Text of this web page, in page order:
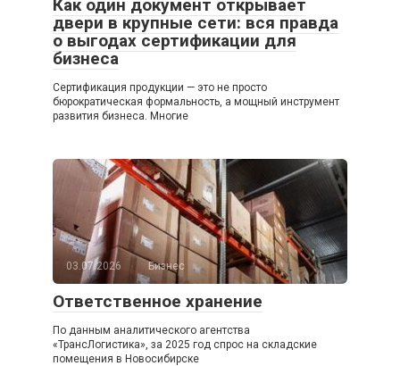
Как один документ открывает
двери в крупные сети: вся правда
о выгодах сертификации для
бизнеса
Сертификация продукции — это не просто
бюрократическая формальность, а мощный инструмент
развития бизнеса. Многие
03.07.2026 Бизнес
Ответственное хранение
По данным аналитического агентства
«ТрансЛогистика», за 2025 год спрос на складские
помещения в Новосибирске